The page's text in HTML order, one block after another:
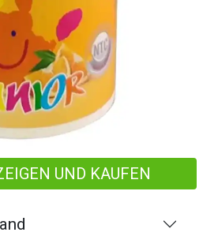
UND KAUFEN